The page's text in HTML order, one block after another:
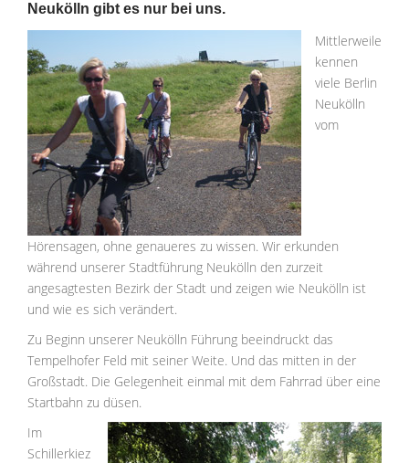
Neukölln gibt es nur bei uns.
Mittlerweile
kennen
viele Berlin
Neukölln
vom
Hörensagen, ohne genaueres zu wissen. Wir erkunden
während unserer Stadtführung Neukölln den zurzeit
angesagtesten Bezirk der Stadt und zeigen wie Neukölln ist
und wie es sich verändert.
Zu Beginn unserer Neukölln Führung beeindruckt das
Tempelhofer Feld mit seiner Weite. Und das mitten in der
Großstadt. Die Gelegenheit einmal mit dem Fahrrad über eine
Startbahn zu düsen.
Im
Schillerkiez